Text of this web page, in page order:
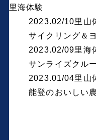
里海体験
2023.02/10里山
サイクリング＆
2023.02/09里海
サンライズクル
2023.01/04里山
能登のおいしい